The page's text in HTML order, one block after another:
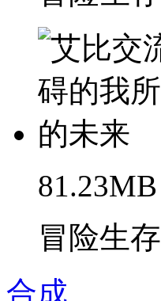
81.23MB
冒险生存
合成